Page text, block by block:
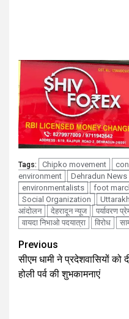
Tags: Chipko movement
environment
Dehradun News
environmentalists
foot
Social Organization
आंदोलन
देहरादून न्यूज पर्यावरण
वायदा निभाओ पदयात्रा
विरोध
Continue
Reading
Previous
सीएम धामी ने प्रदेशवासियों को
होली पर्व की शुभकामनाएं